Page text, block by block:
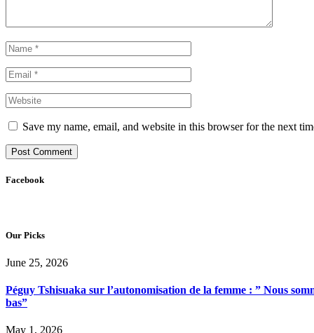
Save my name, email, and website in this browser for the next
Facebook
Our Picks
June 25, 2026
Péguy Tshisuaka sur l’autonomisation de la femme : ” Nous
bas”
May 1, 2026